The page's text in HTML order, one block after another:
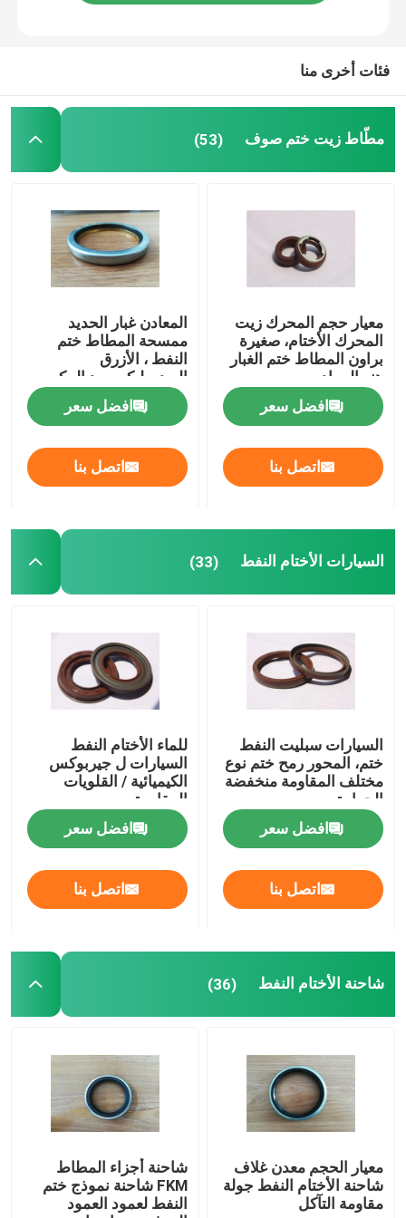
مراقبة الجودة
السيارات الأختام النفط
شاحنة الأختام النفط
مقطورة النفط الأختام
النفط ختم الشفة
غسالة ختم
بتف شقة غسالة
يا خاتم الختم
مخصص المطاط جوانات
المعادن ختم غسالة
بلاستيك يقولب جزء
ختم رمح الميكانيكية
فئات أخرى منا
مطّاط زيت ختم صوف (53)
معيار حجم المحرك زيت
المحرك الأختام، صغيرة
براون المطاط ختم الغبار
هنر المواد
افضل سعر
اتصل بنا
المعادن غبار الحديد
ممسحة المطاط ختم
النفط ، الأزرق
الهيدروليكي رود المكبس
ختم
افضل سعر
اتصل بنا
السيارات الأختام النفط (33)
السيارات سبليت النفط
ختم، المحور رمح ختم نوع
مختلف المقاومة منخفضة
الحرارة
افضل سعر
اتصل بنا
للماء الأختام النفط
السيارات ل جيربوكس
الكيميائية / القلويات
المقاومة
افضل سعر
اتصل بنا
شاحنة الأختام النفط (36)
معيار الحجم معدن غلاف
شاحنة الأختام النفط جولة
مقاومة التآكل
شاحنة أجزاء المطاط
FKM شاحنة نموذج ختم
النفط لعمود العمود